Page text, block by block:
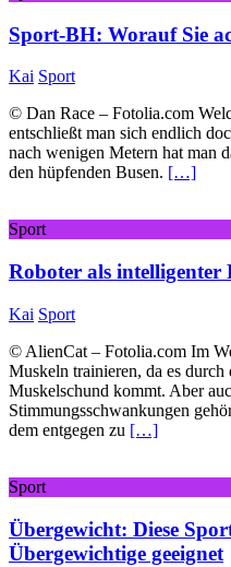
Sport-BH: Worauf Sie
Kai Sport
© Dan Race – Fotolia.com
entschließt man sich endlich
nach wenigen Metern hat man
den hüpfenden Busen. […]
Sport
Roboter als intelligenter
Kai Sport
© AlienCat – Fotolia.com Im
Muskeln trainieren, da es
Muskelschund kommt. Aber
Stimmungsschwankungen
dem entgegen zu […]
Sport
Übergewicht: Diese
Übergewichtige geeignet